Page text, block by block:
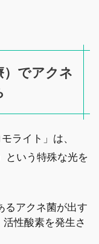
）でアクネ
ライト」は、
という特殊な光を
るアクネ菌が出す
活性酸素を発生さ